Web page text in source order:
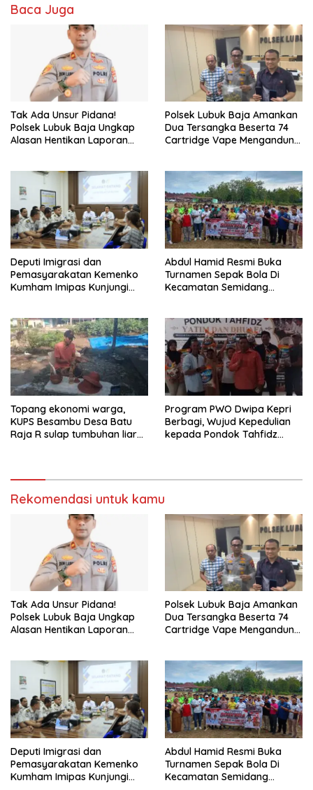
Baca Juga
Tak Ada Unsur Pidana!
Polsek Lubuk Baja Ungkap
Alasan Hentikan Laporan
Polsek Lubuk Baja Amankan
Dua Tersangka Beserta 74
Cartridge Vape Mengandung
Deputi Imigrasi dan
Pemasyarakatan Kemenko
Kumham Imipas Kunjungi
Abdul Hamid Resmi Buka
Turnamen Sepak Bola Di
Kecamatan Semidang
Tahun 2026
Topang ekonomi warga,
KUPS Besambu Desa Batu
Raja R sulap tumbuhan liar
Program PWO Dwipa Kepri
Berbagi, Wujud Kepedulian
kepada Pondok Tahfidz
Rekomendasi untuk kamu
Tak Ada Unsur Pidana!
Polsek Lubuk Baja Ungkap
Alasan Hentikan Laporan
Polsek Lubuk Baja Amankan
Dua Tersangka Beserta 74
Cartridge Vape Mengandung
Deputi Imigrasi dan
Pemasyarakatan Kemenko
Kumham Imipas Kunjungi
Abdul Hamid Resmi Buka
Turnamen Sepak Bola Di
Kecamatan Semidang